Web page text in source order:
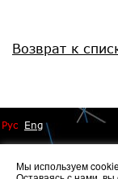
Возврат к
Рус Eng
Мы используем